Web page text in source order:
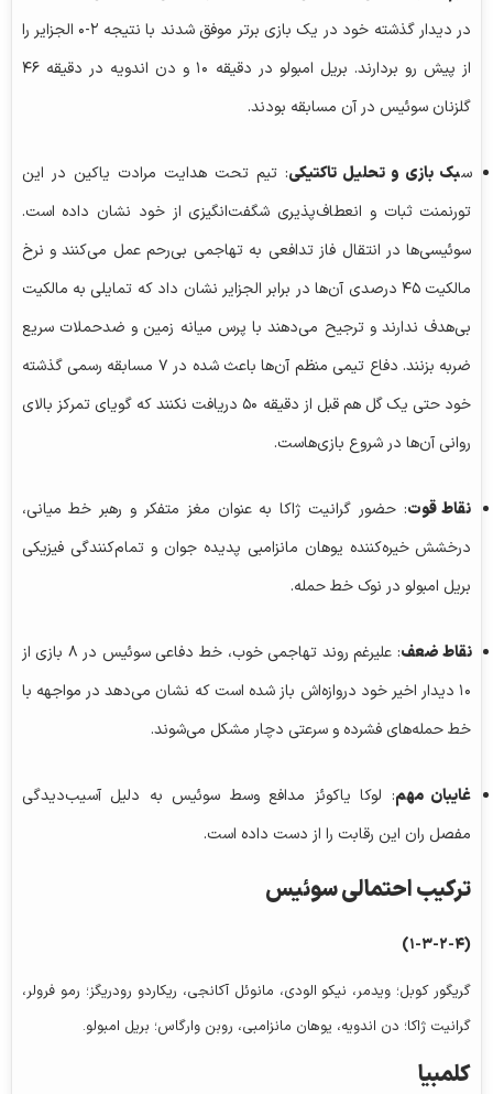
در دیدار گذشته خود در یک بازی برتر موفق شدند با نتیجه ۲-۰ الجزایر را
از پیش رو بردارند. بریل امبولو در دقیقه ۱۰ و دن اندویه در دقیقه ۴۶
گلزنان سوئیس در آن مسابقه بودند.
سبک بازی و تحلیل تاکتیکی: تیم تحت هدایت مرادت یاکین در این
تورنمنت ثبات و انعطاف‌پذیری شگفت‌انگیزی از خود نشان داده است.
سوئیسی‌ها در انتقال فاز تدافعی به تهاجمی بی‌رحم عمل می‌کنند و نرخ
مالکیت ۴۵ درصدی آن‌ها در برابر الجزایر نشان داد که تمایلی به مالکیت
بی‌هدف ندارند و ترجیح می‌دهند با پرس میانه زمین و ضدحملات سریع
ضربه بزنند. دفاع تیمی منظم آن‌ها باعث شده در ۷ مسابقه رسمی گذشته
خود حتی یک گل هم قبل از دقیقه ۵۰ دریافت نکنند که گویای تمرکز بالای
روانی آن‌ها در شروع بازی‌هاست.
نقاط قوت: حضور گرانیت ژاکا به عنوان مغز متفکر و رهبر خط میانی،
درخشش خیره‌کننده یوهان مانزامبی پدیده جوان و تمام‌کنندگی فیزیکی
بریل امبولو در نوک خط حمله.
نقاط ضعف
: علیرغم روند تهاجمی خوب، خط دفاعی سوئیس در ۸ بازی از
۱۰ دیدار اخیر خود دروازه‌اش باز شده است که نشان می‌دهد در مواجهه با
خط حمله‌های فشرده و سرعتی دچار مشکل می‌شوند.
غایبان مهم: لوکا یاکوئز مدافع وسط سوئیس به دلیل آسیب‌دیدگی
مفصل ران این رقابت را از دست داده است.
ترکیب احتمالی سوئیس
(۱-۳-۲-۴)
گریگور کوبل؛ ویدمر، نیکو الودی، مانوئل آکانجی، ریکاردو رودریگز؛ رمو فرولر،
گرانیت ژاکا؛ دن اندویه، یوهان مانزامبی، روبن وارگاس؛ بریل امبولو.
کلمبیا